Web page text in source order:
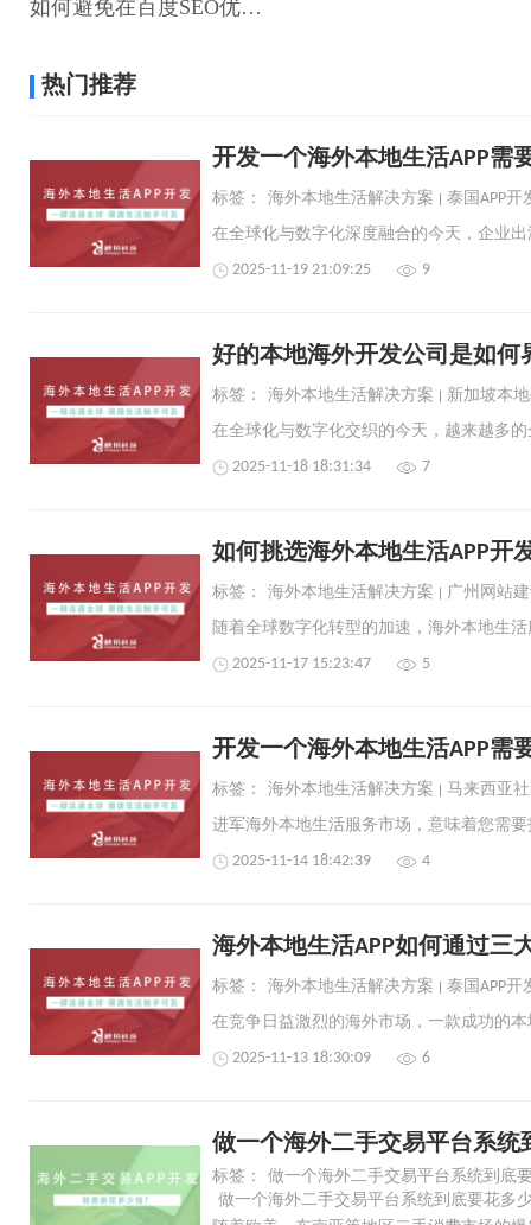
如何避免在百度SEO优化中侵犯他人的商标权？
热门推荐
开发一个海外本地生活APP需
标签： 海外本地生活解决方案 泰国APP开
2025-11-19 21:09:25 9
好的本地海外开发公司是如何
标签： 海外本地生活解决方案 新加坡本地
2025-11-18 18:31:34 7
如何挑选海外本地生活APP开
标签： 海外本地生活解决方案 广州网站
2025-11-17 15:23:47 5
开发一个海外本地生活APP需
标签： 海外本地生活解决方案 马来西亚
2025-11-14 18:42:39 4
海外本地生活APP如何通过三
标签： 海外本地生活解决方案 泰国APP开
2025-11-13 18:30:09 6
做一个海外二手交易平台系统
标签：
做一个海外二手交易平台系统到底
做一个海外二手交易平台系统到底要花多